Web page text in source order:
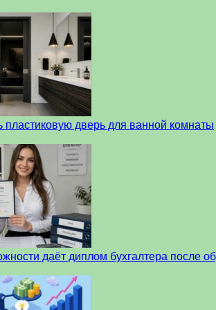
пластиковую дверь для ванной комнаты
даёт диплом бухгалтера после